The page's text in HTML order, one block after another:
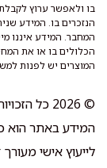
בו ולאפשר ערוץ
הנזכרים בו. המידע
המחבר. המידע איננו
הכלולים בו או את
המוצרים יש לפנות
© 2026 כל הזכויות שמורות לאדלר, ברגמן, גור ושות'
המידע באתר הוא
לייעוץ אישי מעורך